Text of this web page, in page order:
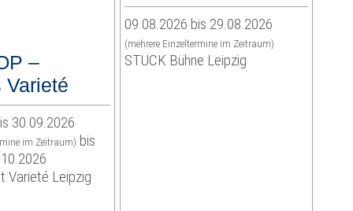
–
Varieté
30.09.2026
im Zeitraum) bis
Varieté Leipzig
09.08.2026 bis 29.08.2026
(mehrere Einzeltermine im Zeitraum)
STUCK Bühne Leipzig